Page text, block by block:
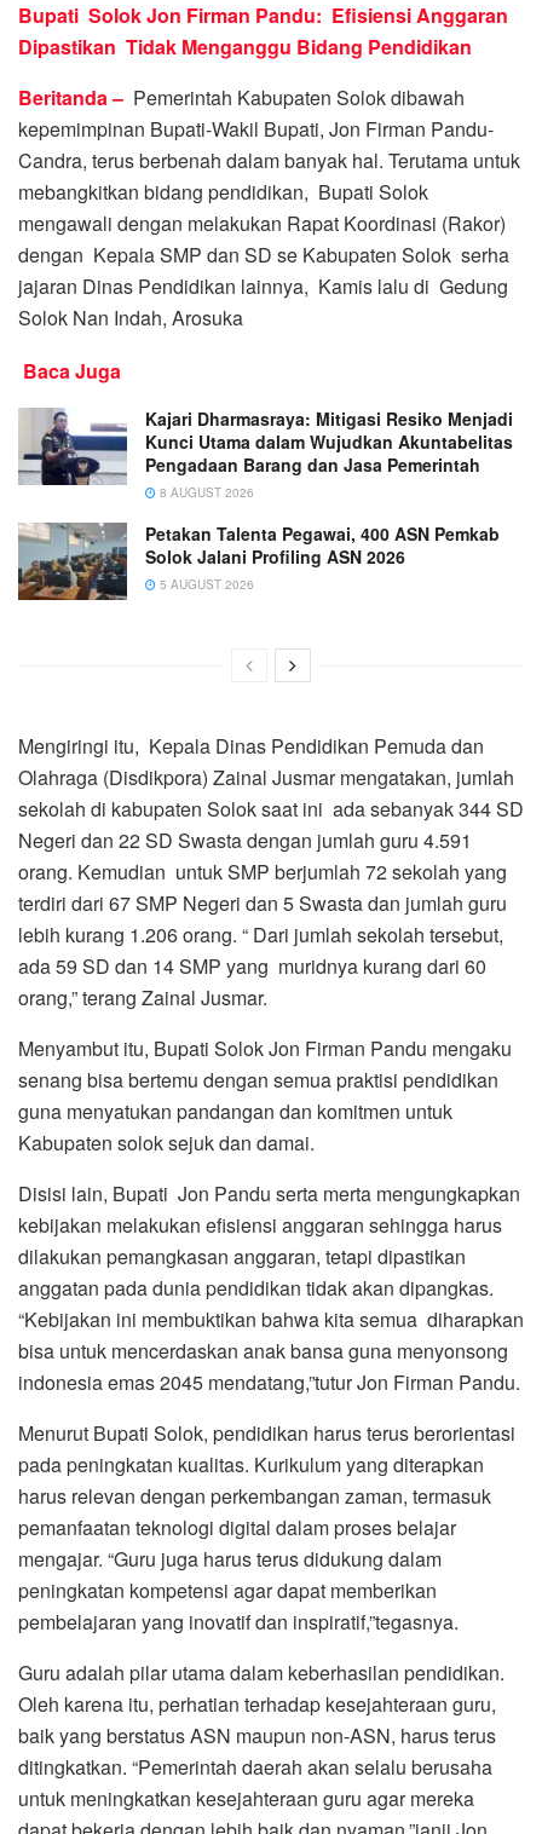
Bupati Solok Jon Firman Pandu: Efisiensi Anggaran
Dipastikan Tidak Menganggu Bidang Pendidikan
Beritanda – Pemerintah Kabupaten Solok dibawah
kepemimpinan Bupati-Wakil Bupati, Jon Firman Pandu-
Candra, terus berbenah dalam banyak hal. Terutama untuk
mebangkitkan bidang pendidikan, Bupati Solok
mengawali dengan melakukan Rapat Koordinasi (Rakor)
dengan Kepala SMP dan SD se Kabupaten Solok serha
jajaran Dinas Pendidikan lainnya, Kamis lalu di Gedung
Solok Nan Indah, Arosuka
Baca Juga
Kajari Dharmasraya: Mitigasi Resiko Menjadi
Kunci Utama dalam Wujudkan Akuntabelitas
Pengadaan Barang dan Jasa Pemerintah
8 AUGUST 2026
Petakan Talenta Pegawai, 400 ASN Pemkab
Solok Jalani Profiling ASN 2026
5 AUGUST 2026
Mengiringi itu, Kepala Dinas Pendidikan Pemuda dan
Olahraga (Disdikpora) Zainal Jusmar mengatakan, jumlah
sekolah di kabupaten Solok saat ini ada sebanyak 344 SD
Negeri dan 22 SD Swasta dengan jumlah guru 4.591
orang. Kemudian untuk SMP berjumlah 72 sekolah yang
terdiri dari 67 SMP Negeri dan 5 Swasta dan jumlah guru
lebih kurang 1.206 orang. “ Dari jumlah sekolah tersebut,
ada 59 SD dan 14 SMP yang muridnya kurang dari 60
orang,” terang Zainal Jusmar.
Menyambut itu, Bupati Solok Jon Firman Pandu mengaku
senang bisa bertemu dengan semua praktisi pendidikan
guna menyatukan pandangan dan komitmen untuk
Kabupaten solok sejuk dan damai.
Disisi lain, Bupati Jon Pandu serta merta mengungkapkan
kebijakan melakukan efisiensi anggaran sehingga harus
dilakukan pemangkasan anggaran, tetapi dipastikan
anggatan pada dunia pendidikan tidak akan dipangkas.
“Kebijakan ini membuktikan bahwa kita semua diharapkan
bisa untuk mencerdaskan anak bansa guna menyonsong
indonesia emas 2045 mendatang,”tutur Jon Firman Pandu.
Menurut Bupati Solok, pendidikan harus terus berorientasi
pada peningkatan kualitas. Kurikulum yang diterapkan
harus relevan dengan perkembangan zaman, termasuk
pemanfaatan teknologi digital dalam proses belajar
mengajar. “Guru juga harus terus didukung dalam
peningkatan kompetensi agar dapat memberikan
pembelajaran yang inovatif dan inspiratif,”tegasnya.
Guru adalah pilar utama dalam keberhasilan pendidikan.
Oleh karena itu, perhatian terhadap kesejahteraan guru,
baik yang berstatus ASN maupun non-ASN, harus terus
ditingkatkan. “Pemerintah daerah akan selalu berusaha
untuk meningkatkan kesejahteraan guru agar mereka